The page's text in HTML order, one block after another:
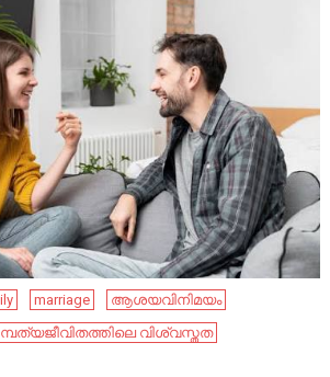
marriage
ആശയവിനിമയം
വിശ്വസ്തത